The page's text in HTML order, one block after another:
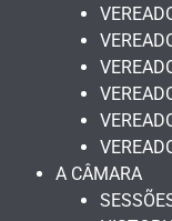
A CÂMARA